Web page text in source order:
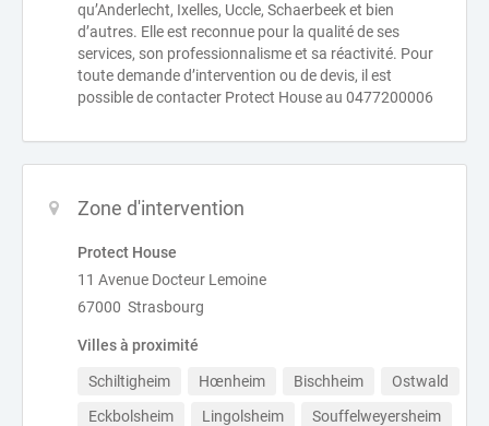
qu’Anderlecht, Ixelles, Uccle, Schaerbeek et bien
d’autres. Elle est reconnue pour la qualité de ses
services, son professionnalisme et sa réactivité. Pour
toute demande d’intervention ou de devis, il est
possible de contacter Protect House au 0477200006
Zone d'intervention
Protect House
11 Avenue Docteur Lemoine
67000 Strasbourg
Villes à proximité
Schiltigheim Hœnheim Bischheim
Ostwald
Eckbolsheim
Lingolsheim Souffelweyersheim